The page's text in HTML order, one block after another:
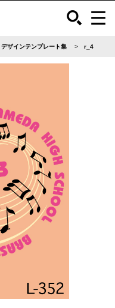
デザインテンプレート集 r_4